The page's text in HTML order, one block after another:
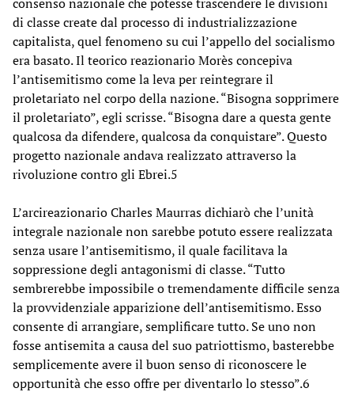
di classe create dal processo di industrializzazione
capitalista, quel fenomeno su cui l’appello del socialismo
era basato. Il teorico reazionario Morès concepiva
l’antisemitismo come la leva per reintegrare il
proletariato nel corpo della nazione. “Bisogna sopprimere
il proletariato”, egli scrisse. “Bisogna dare a questa gente
qualcosa da difendere, qualcosa da conquistare”. Questo
progetto nazionale andava realizzato attraverso la
rivoluzione contro gli Ebrei.5
L’arcireazionario Charles Maurras dichiarò che l’unità
integrale nazionale non sarebbe potuto essere realizzata
senza usare l’antisemitismo, il quale facilitava la
soppressione degli antagonismi di classe. “Tutto
sembrerebbe impossibile o tremendamente difficile senza
la provvidenziale apparizione dell’antisemitismo. Esso
consente di arrangiare, semplificare tutto. Se uno non
fosse antisemita a causa del suo patriottismo, basterebbe
semplicemente avere il buon senso di riconoscere le
opportunità che esso offre per diventarlo lo stesso”.6